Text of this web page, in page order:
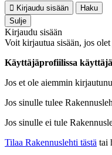
Kirjaudu sisään
Haku
Sulje
Kirjaudu sisään
Voit kirjautua sisään, jos
Käyttäjäprofiilissa
Jos et ole aiemmin
Jos sinulle tulee
Jos sinulle ei tule
Tilaa Rakennuslehti tästä tai